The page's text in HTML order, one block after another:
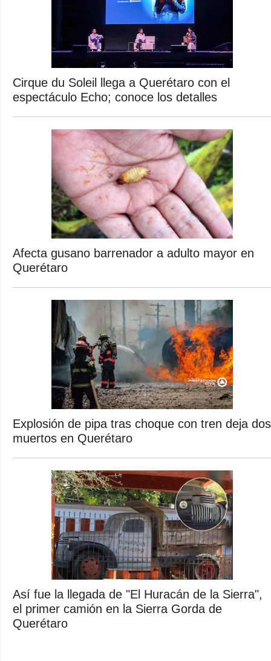
Cirque du Soleil llega a Querétaro con el
espectáculo Echo; conoce los detalles
Afecta gusano barrenador a adulto mayor en
Querétaro
Explosión de pipa tras choque con tren deja dos
muertos en Querétaro
Así fue la llegada de "El Huracán de la Sierra",
el primer camión en la Sierra Gorda de
Querétaro